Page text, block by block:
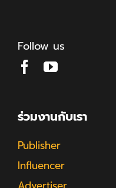
Follow us
ร่วมงานกับเรา
Publisher
Influencer